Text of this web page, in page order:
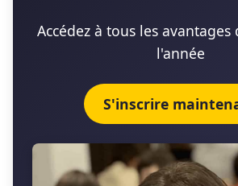
Accédez à tous les
l'année
S'inscrire